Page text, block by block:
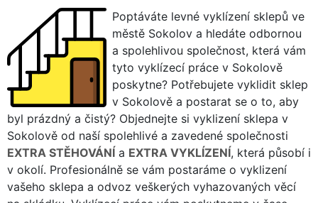
Poptáváte levné vyklízení sklepů ve
městě Sokolov a hledáte odbornou
a spolehlivou společnost, která vám
tyto vyklízecí práce v Sokolově
poskytne? Potřebujete vyklidit sklep
v Sokolově a postarat se o to, aby
byl prázdný a čistý? Objednejte si vyklizení sklepa v
Sokolově od naší spolehlivé a zavedené společnosti
EXTRA STĚHOVÁNÍ a EXTRA VYKLÍZENÍ, která působí i
v okolí. Profesionálně se vám postaráme o vyklizení
vašeho sklepa a odvoz veškerých vyhazovaných věcí